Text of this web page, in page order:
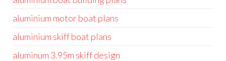
aluminium motor boat plans
aluminium skiff boat plans
aluminum 3.95m skiff design